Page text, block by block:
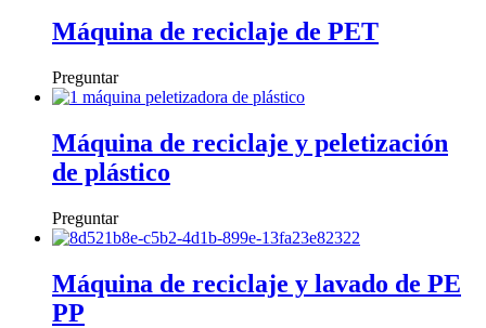
Máquina de reciclaje de PET
Preguntar
Máquina de reciclaje y peletización
de plástico
Preguntar
Máquina de reciclaje y lavado de PE
PP